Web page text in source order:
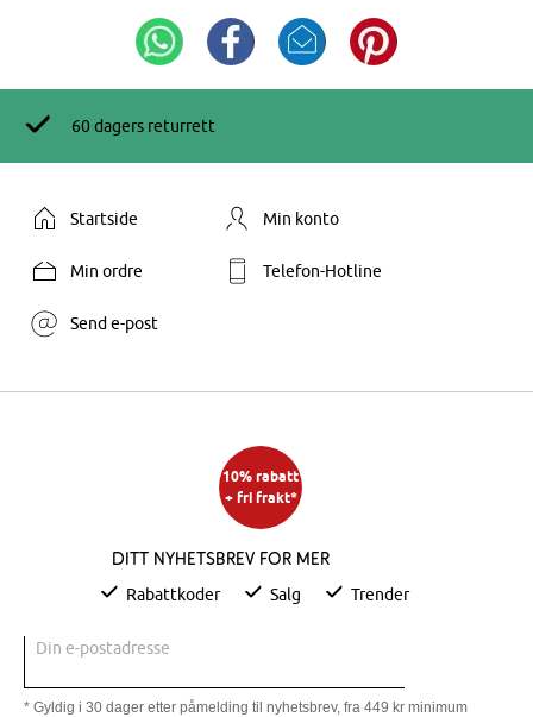
60 dagers returrett
Startside Min konto
Min ordre Telefon-Hotline
Send e-post
10% rabatt
+ fri frakt*
Ditt nyhetsbrev for mer
Rabattkoder Salg Trender
Din e-postadresse
* Gyldig i 30 dager etter påmelding til nyhetsbrev, fra 449 kr minimum